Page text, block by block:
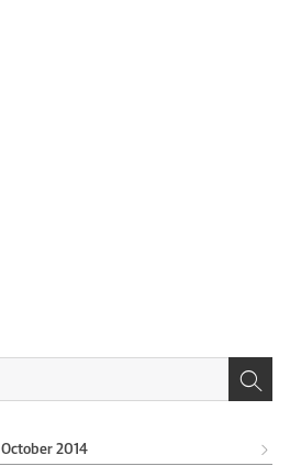
October 2014